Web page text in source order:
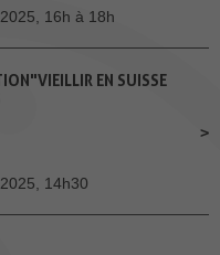
16h à 18h
EN SUISSE
14h30